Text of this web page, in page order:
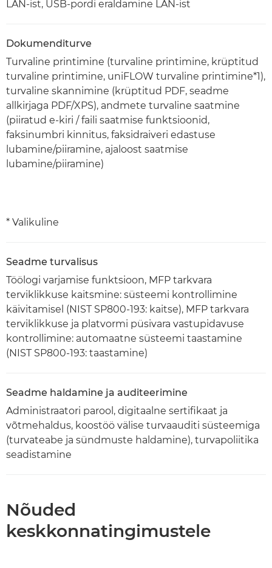
LAN-ist, USB-pordi eraldamine LAN-ist
Dokumenditurve
Turvaline printimine (turvaline printimine, krüptitud
turvaline printimine, uniFLOW turvaline printimine*1),
turvaline skannimine (krüptitud PDF, seadme
allkirjaga PDF/XPS), andmete turvaline saatmine
(piiratud e-kiri / faili saatmise funktsioonid,
faksinumbri kinnitus, faksidraiveri edastuse
lubamine/piiramine, ajaloost saatmise
lubamine/piiramine)
* Valikuline
Seadme turvalisus
Töölogi varjamise funktsioon, MFP tarkvara
terviklikkuse kaitsmine: süsteemi kontrollimine
käivitamisel (NIST SP800-193: kaitse), MFP tarkvara
terviklikkuse ja platvormi püsivara vastupidavuse
kontrollimine: automaatne süsteemi taastamine
(NIST SP800-193: taastamine)
Seadme haldamine ja auditeerimine
Administraatori parool, digitaalne sertifikaat ja
võtmehaldus, koostöö välise turvaauditi süsteemiga
(turvateabe ja sündmuste haldamine), turvapoliitika
seadistamine
Nõuded
keskkonnatingimustele